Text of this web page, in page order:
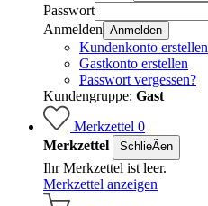
Passwort
Anmelden Anmelden
Kundenkonto erstellen
Gastkonto erstellen
Passwort vergessen?
Kundengruppe: Gast
Merkzettel 0
Merkzettel
SchlieÃen
Ihr Merkzettel ist leer.
Merkzettel anzeigen